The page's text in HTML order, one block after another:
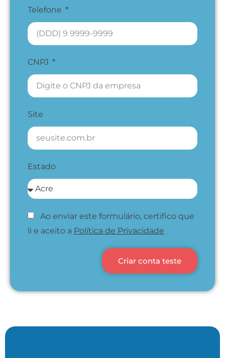
Telefone
CNPJ
Site
Estado
Ao enviar este formulário, certifico que
li e aceito a Política de Privacidade
Criar conta teste